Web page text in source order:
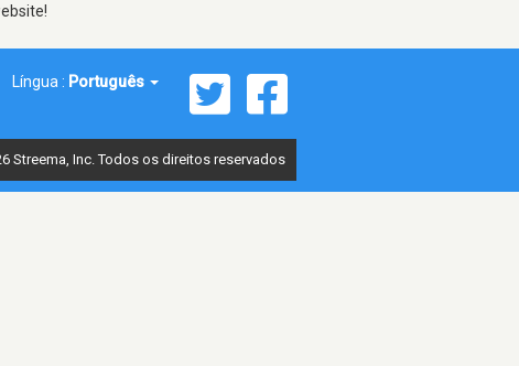
Língua : Português
Streema, Inc. Todos os direitos reservados